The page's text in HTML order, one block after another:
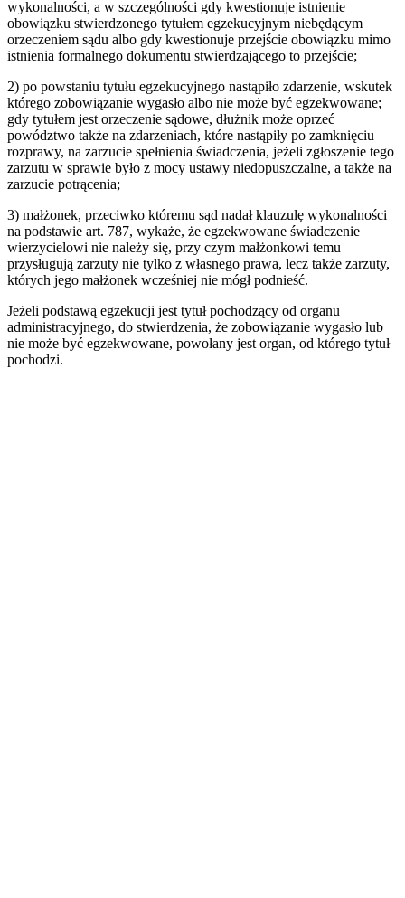
wykonalności, a w szczególności gdy kwestionuje istnienie
obowiązku stwierdzonego tytułem egzekucyjnym niebędącym
orzeczeniem sądu albo gdy kwestionuje przejście obowiązku mimo
istnienia formalnego dokumentu stwierdzającego to przejście;
2) po powstaniu tytułu egzekucyjnego nastąpiło zdarzenie, wskutek
którego zobowiązanie wygasło albo nie może być egzekwowane;
gdy tytułem jest orzeczenie sądowe, dłużnik może oprzeć
powództwo także na zdarzeniach, które nastąpiły po zamknięciu
rozprawy, na zarzucie spełnienia świadczenia, jeżeli zgłoszenie tego
zarzutu w sprawie było z mocy ustawy niedopuszczalne, a także na
zarzucie potrącenia;
3) małżonek, przeciwko któremu sąd nadał klauzulę wykonalności
na podstawie art. 787, wykaże, że egzekwowane świadczenie
wierzycielowi nie należy się, przy czym małżonkowi temu
przysługują zarzuty nie tylko z własnego prawa, lecz także zarzuty,
których jego małżonek wcześniej nie mógł podnieść.
Jeżeli podstawą egzekucji jest tytuł pochodzący od organu
administracyjnego, do stwierdzenia, że zobowiązanie wygasło lub
nie może być egzekwowane, powołany jest organ, od którego tytuł
pochodzi.